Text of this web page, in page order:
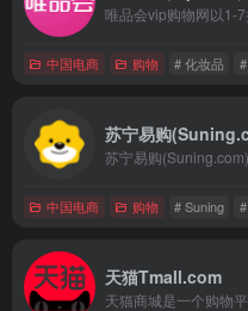
唯品会vip购物网以1-
中国电商 购物 # 化妆品
苏宁易购
苏宁易购
中国电商 购物 # Suning
天猫Tmall.com
天猫商城是一个购物